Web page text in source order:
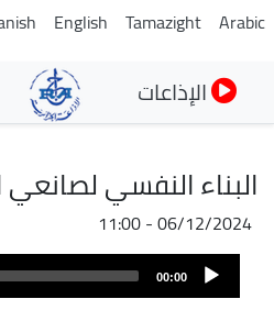
Arabic
Tamazight
English
الإذاعات
البناء النفسي لصانعي
06/12/2024 - 11:00
Audio
Player
00:00